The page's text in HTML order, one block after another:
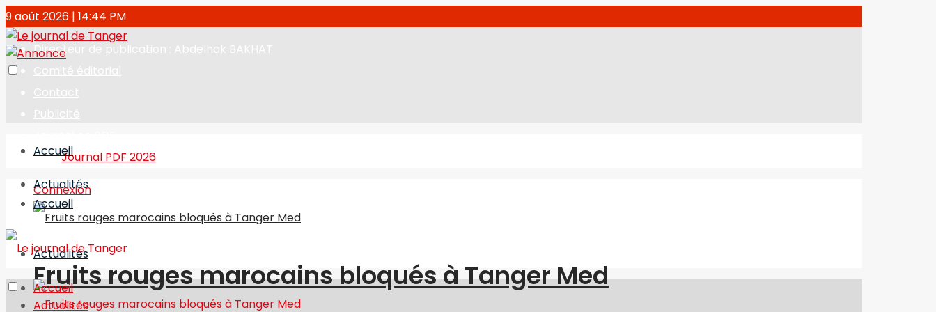
9 août 2026 | 14:44 PM
Directeur de publication : Abdelhak BAKHAT
Comité éditorial
Contact
Publicité
Journal PDF 2026
Connexion
Accueil
Actualités
Fruits rouges marocains bloqués à Tanger Med
Accueil
Actualités
Accueil
Actualités